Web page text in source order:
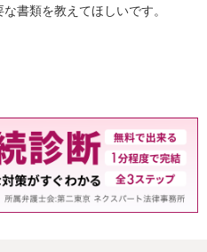
書類を教えてほしいです。